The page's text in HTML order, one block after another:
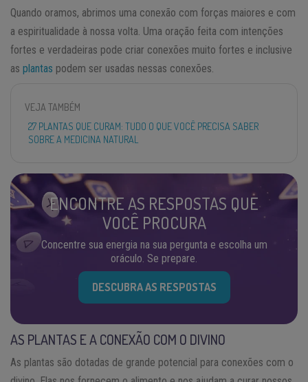
Quando oramos, abrimos uma conexão com forças maiores e com
a espiritualidade à nossa volta. Uma oração feita com intenções
fortes e verdadeiras pode criar conexões muito fortes e inclusive
as plantas podem ser usadas nessas conexões.
VEJA TAMBÉM
27 PLANTAS QUE CURAM: TUDO O QUE VOCÊ PRECISA SABER
SOBRE A MEDICINA NATURAL
ENCONTRE AS RESPOSTAS QUE
VOCÊ PROCURA
Concentre sua energia na sua pergunta e escolha um
oráculo. Se prepare.
DESCUBRA AS RESPOSTAS
AS PLANTAS E A CONEXÃO COM O DIVINO
As plantas são dotadas de grande potencial para conexões com o